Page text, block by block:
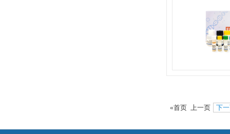
«首页 上一页 下